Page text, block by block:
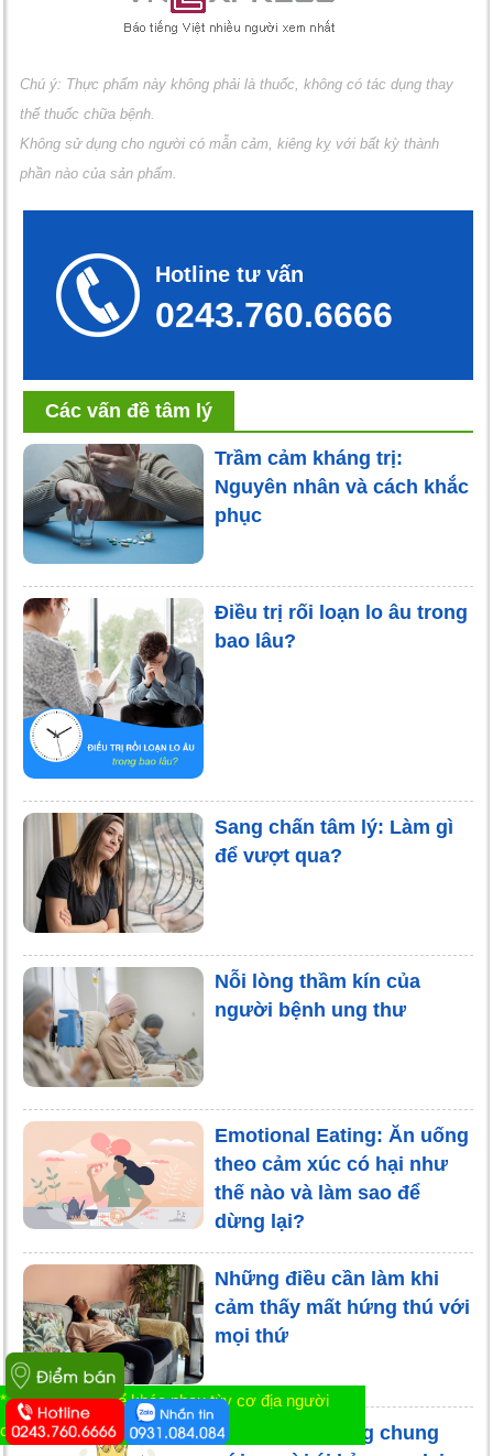
Chú ý: Thực phẩm này không phải là thuốc, không có tác dụng thay
thế thuốc chữa bệnh.
Không sử dụng cho người có mẫn cảm, kiêng kỵ với bất kỳ thành
phần nào của sản phẩm.
Hotline tư vấn
0243.760.6666
Các vấn đề tâm lý
Trầm cảm kháng trị:
Nguyên nhân và cách khắc
phục
Điều trị rối loạn lo âu trong
bao lâu?
Sang chấn tâm lý: Làm gì
để vượt qua?
Nỗi lòng thầm kín của
người bệnh ung thư
Emotional Eating: Ăn uống
theo cảm xúc có hại như
thế nào và làm sao để
dừng lại?
Những điều cần làm khi
cảm thấy mất hứng thú với
mọi thứ
Ái kỷ là gì? Sống chung
* Tác dụng có thể khác nhau tùy cơ địa người
dùng